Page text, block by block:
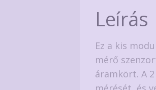
Leírás
Ez a kis
mérő
áramkört. A